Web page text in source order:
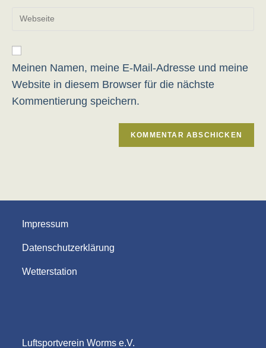
Kommentieren
Mail-
Kommentieren
ein
ein
(optional)
Meinen Namen, meine E-Mail-Adresse und meine
Website in diesem Browser für die nächste
Kommentierung speichern.
Impressum
Datenschutzerklärung
Wetterstation
Luftsportverein Worms e.V.